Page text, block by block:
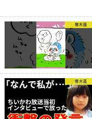
青木遥
青木遥